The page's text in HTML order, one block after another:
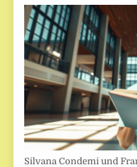
Silvana Condemi und